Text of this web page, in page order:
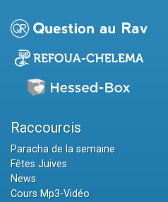
Raccourcis
Paracha de la semaine
Fêtes Juives
News
Cours Mp3-Vidéo